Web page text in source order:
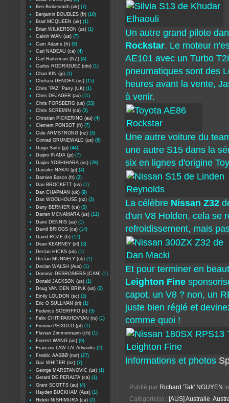
Un autre grand pilote
Rockstar. Le moteur
AE101 avec un Turbo
pneumatiques sont des
heures avant la vente,
à venir.
Une autre voiture du
une autre S15 dans la
six en lignes d'origine
La célèbre Nissan Z32
d'un V8 Holden, cela se
refroidissement, mais
Et pour terminer en
Leighton Fine
capot, un V8 ? non, un
juste bien réglé et
comme quoi !
Informations et photos
Publié par Richard 'Tak' NGUYEN
Catégorie(s) : [AUS] Australie,
Ben Brokesmith (uk) (7)
Benjamin BOUBLES (fr) (10)
Brad MCQUEEN (uk) (1)
Brian WILKERSON (us) (1)
Calvin WAN (us) (7)
Cam Adams (fr) (9)
Carl NADEAU (ca) (4)
Carl Ruiterman (NZ) (4)
Carlos RODRIGUEZ (rdo) (1)
Chan KIN (jp) (1)
Chelsea DENOFA (us) (15)
Chris "PAZ" Parry (UK) (1)
Chris DEJAGER (au) (11)
Chris FORSBERG (us) (33)
Chris SCREMIN (ca) (3)
Christian PICKERING (au) (4)
Clement PONSOT (fr) (7)
Cole ARMSTRONG (nz) (3)
Conrad GRUNEWALD (us) (6)
Daigo Saito (jp) (44)
Daijiro INADA (jp) (7)
Daijiro YOSHIHARA (us) (28)
Daisuke NAKAI (jp) (4)
Damien Bosco (fr) (2)
Dan BROCKETT (us) (1)
Dan CHAPMAN (uk) (9)
Dan WOOLHOUSE (nz) (3)
Dany BERNIER (ca) (3)
Darren MCNAMARA (us) (12)
Dave DENNIS (au) (1)
David BRIGGS (ca) (14)
David ROZE (fr) (12)
Dean KEARNEY (irl) (3)
Declan HICKS (uk) (1)
Declan MUNNELY (uk) (1)
Declan WALSH (Aus) (1)
Dominic DESROSIERS [CAN] (1)
Donald JACKSON (us) (1)
Doug VAN DEN BRINK (us) (2)
Emily LOUDON (sc) (3)
Eric O SULLIVAN (irl) (1)
Federico SCERIFFO (it) (5)
Felix CHITIPAKHOVYAN (ru) (1)
Firmino PEIXOTO (pt) (1)
Flavian Zimmermann (ch) (1)
Forrest WANG (us) (6)
Francois LAW-LAI Artworks (2)
Fredric AASBØ (nor) (27)
Gaz WHITER (nz) (7)
George MARSTANOVIC (us) (1)
Gerard DE PERALTA (ca) (1)
Grant SCOTTS (au) (4)
Hayden BUCKHAM (Aus) (1)
Hideki NISHIMURA (ca) (2)